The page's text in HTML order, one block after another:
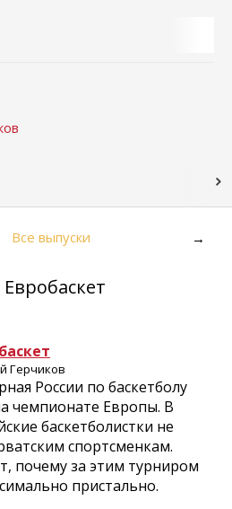
Все выпуски →
Герчиков
России по баскетболу
чемпионате Европы. В
баскетболистки не
спортсменкам.
почему за этим турниром
пристально.